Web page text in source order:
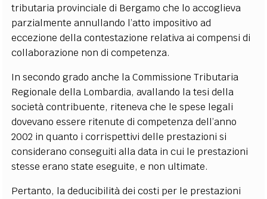
tributaria provinciale di Bergamo che lo accoglieva
parzialmente annullando l’atto impositivo ad
eccezione della contestazione relativa ai compensi di
collaborazione non di competenza.
In secondo grado anche la Commissione Tributaria
Regionale della Lombardia, avallando la tesi della
società contribuente, riteneva che le spese legali
dovevano essere ritenute di competenza dell’anno
2002 in quanto i corrispettivi delle prestazioni si
considerano conseguiti alla data in cui le prestazioni
stesse erano state eseguite, e non ultimate.
Pertanto, la deducibilità dei costi per le prestazioni